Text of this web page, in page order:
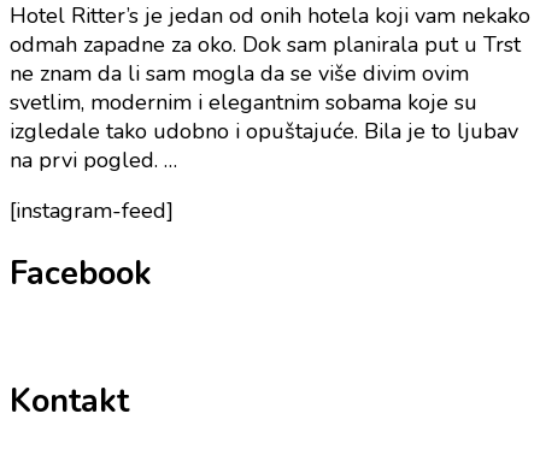
Hotel Ritter’s je jedan od onih hotela koji vam nekako
odmah zapadne za oko. Dok sam planirala put u Trst
ne znam da li sam mogla da se više divim ovim
svetlim, modernim i elegantnim sobama koje su
izgledale tako udobno i opuštajuće. Bila je to ljubav
na prvi pogled. …
[instagram-feed]
Facebook
Kontakt